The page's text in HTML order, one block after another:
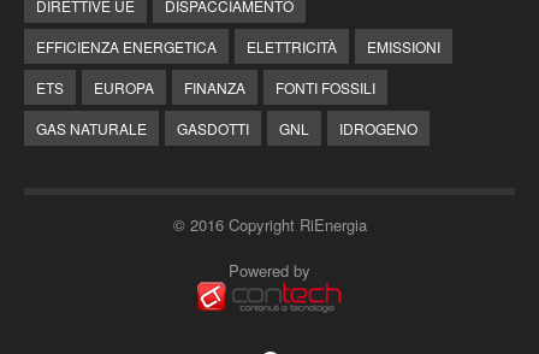
DIRETTIVE UE
DISPACCIAMENTO
EFFICIENZA ENERGETICA
ELETTRICITÀ
EMISSIONI
ETS
EUROPA FINANZA
FONTI FOSSILI
GAS NATURALE
GASDOTTI GNL IDROGENO
© 2016 Copyright RiEnergia
Powered by